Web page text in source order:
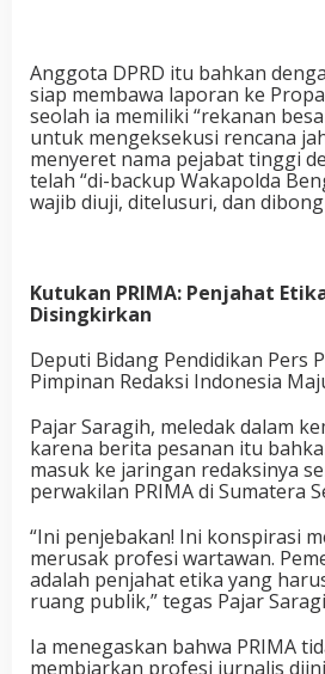
Anggota DPRD itu bahkan
siap membawa laporan ke
seolah ia memiliki “rekanan
untuk mengeksekusi rencana
menyeret nama pejabat tinggi
telah “di-backup Wakapolda
wajib diuji, ditelusuri, dan
Kutukan PRIMA: Penjahat
Disingkirkan
Deputi Bidang Pendidikan Pers
Pimpinan Redaksi Indonesia
Pajar Saragih, meledak dalam
karena berita pesanan itu
masuk ke jaringan redaksinya
perwakilan PRIMA di Sumatera
“Ini penjebakan! Ini konspirasi
merusak profesi wartawan.
adalah penjahat etika yang
ruang publik,” tegas Pajar
Ia menegaskan bahwa PRIMA
membiarkan profesi jurnalis